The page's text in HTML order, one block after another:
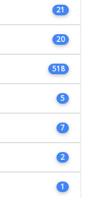
21
20
518
5
7
2
1